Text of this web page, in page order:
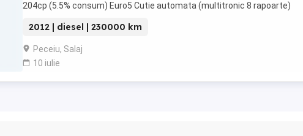
204cp (5.5% consum) Euro5 Cutie automata (multitronic 8 rapoarte)
2012 | diesel | 230000 km
Peceiu, Salaj
10 iulie